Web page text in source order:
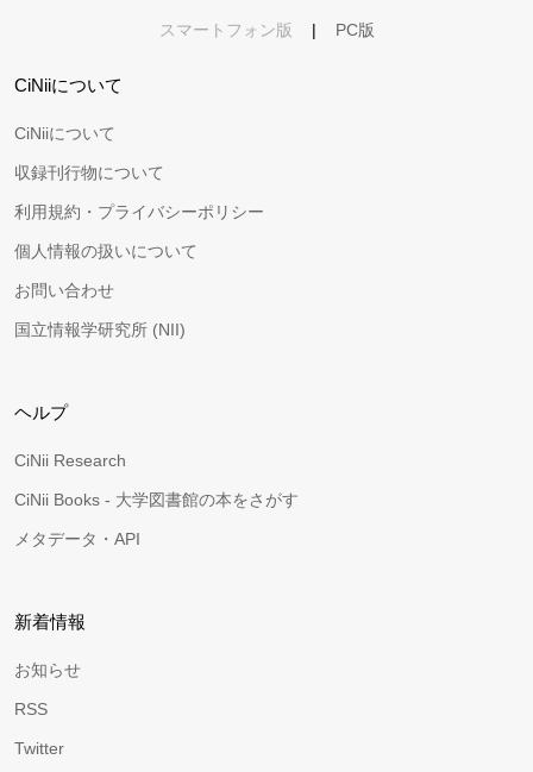
スマートフォン版 | PC版
CiNiiについて
CiNiiについて
収録刊行物について
利用規約・プライバシーポリシー
個人情報の扱いについて
お問い合わせ
国立情報学研究所 (NII)
ヘルプ
CiNii Research
CiNii Books - 大学図書館の本をさがす
メタデータ・API
新着情報
お知らせ
RSS
Twitter